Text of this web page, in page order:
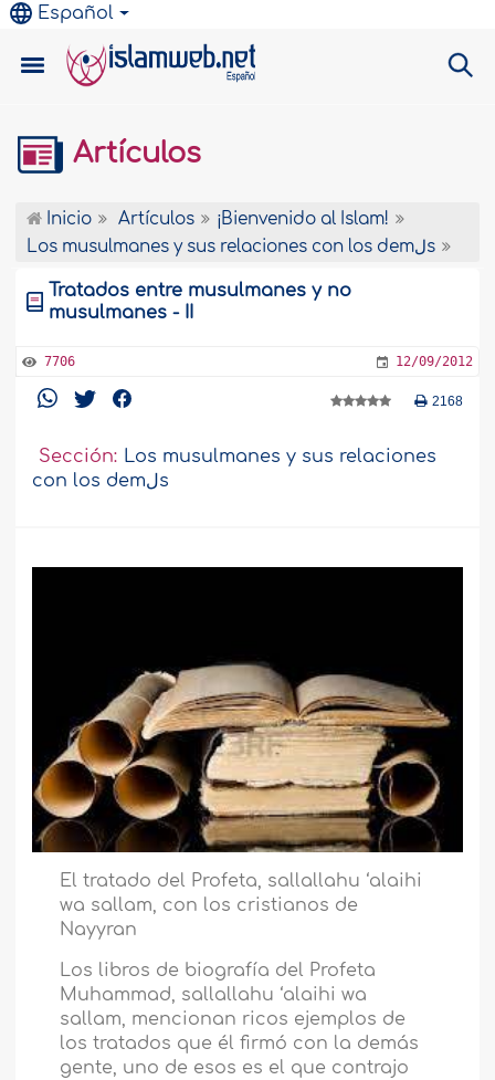
Español
Artículos
Inicio Artículos
¡Bienvenido al Islam!
Los musulmanes y sus relaciones con los demلs
Tratados entre musulmanes y no
musulmanes - II
7706 12/09/2012
2168
Sección: Los musulmanes y sus relaciones
con los demلs
El tratado del Profeta, sallallahu ‘alaihi
wa sallam, con los cristianos de
Nayyran
Los libros de biografía del Profeta
Muhammad, sallallahu ‘alaihi wa
sallam, mencionan ricos ejemplos de
los tratados que él firmó con la demás
gente, uno de esos es el que contrajo